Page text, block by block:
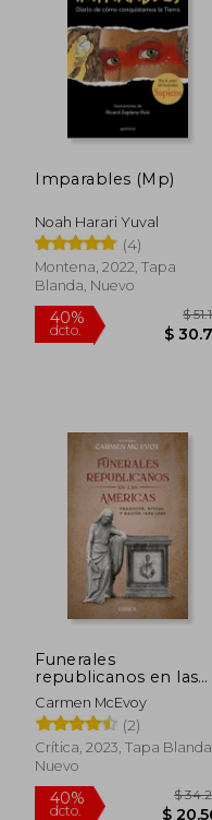
Imparables (Mp)
Noah Harari Yuval
(4)
Montena, 2022, Tapa
Blanda, Nuevo
Funerales
republicanos en las
Américas
Carmen McEvoy
(2)
Crítica, 2023, Tapa Blanda,
Nuevo